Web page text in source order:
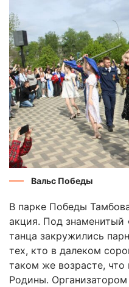
Вальс Победы
В парке Победы
акция. Под знаменитый
танца закружились
тех, кто в далеком
таком же возрасте,
Родины.